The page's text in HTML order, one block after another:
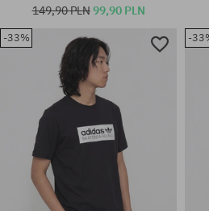
Dostępne rozmiary:
149,90 PLN99,90 PLN
-33% -